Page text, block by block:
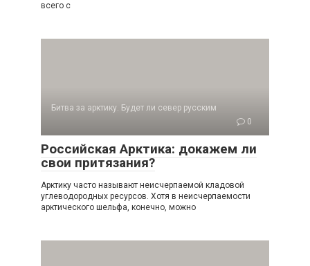
всего с
Битва за арктику. Будет ли север русским
0
Российская Арктика: докажем ли
свои притязания?
Арктику часто называют неисчерпаемой кла­довой
углеводородных ресурсов. Хотя в неис­черпаемости
арктического шельфа, конечно, можно